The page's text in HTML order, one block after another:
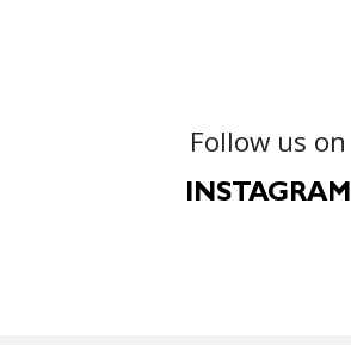
Follow us on
INSTAGRAM